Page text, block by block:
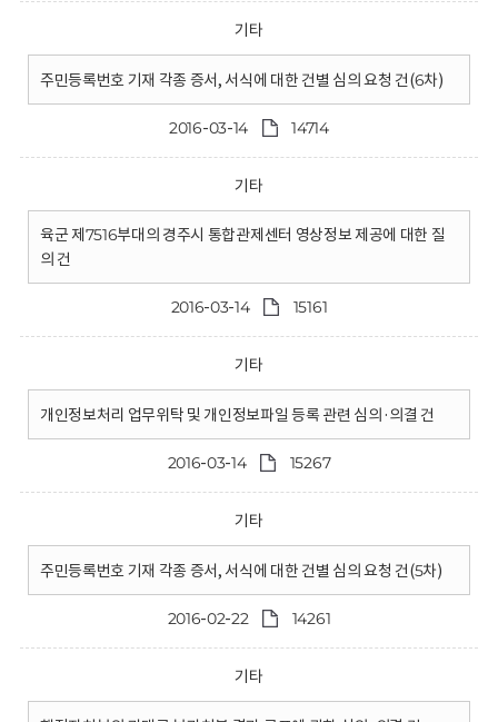
기타
주민등록번호 기재 각종 증서, 서식에 대한 건별 심의 요청 건(6차)
2016-03-14 14714
기타
육군 제7516부대의 경주시 통합관제센터 영상정보 제공에 대한 질
의 건
2016-03-14 15161
기타
개인정보처리 업무위탁 및 개인정보파일 등록 관련 심의·의결 건
2016-03-14 15267
기타
주민등록번호 기재 각종 증서, 서식에 대한 건별 심의 요청 건(5차)
2016-02-22 14261
기타